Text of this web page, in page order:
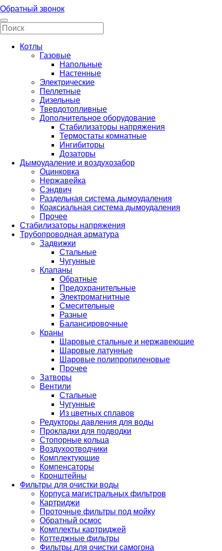
Обратный звонок
Котлы
Газовые
Напольные
Настенные
Электрические
Пеллетные
Дизельные
Твердотопливные
Дополнительное оборудование
Стабилизаторы напряжения
Термостаты комнатные
Ингибиторы
Дозаторы
Дымоудаление и воздухозабор
Оцинковка
Нержавейка
Сэндвич
Раздельная система дымоудаления
Коаксиальная система дымоудаления
Прочее
Стабилизаторы напряжения
Трубопроводная арматура
Задвижки
Стальные
Чугунные
Клапаны
Обратные
Предохранительные
Электромагнитные
Смесительные
Разные
Балансировочные
Краны
Шаровые стальные и нержавеющие
Шаровые латунные
Шаровые полипропиленовые
Прочее
Затворы
Вентили
Стальные
Чугунные
Из цветных сплавов
Редукторы давления для воды
Прокладки для подводки
Стопорные кольца
Воздухоотводчики
Комплектующие
Компенсаторы
Кронштейны
Фильтры для очистки воды
Корпуса магистральных фильтров
Картриджи
Проточные фильтры под мойку
Обратный осмос
Комплекты картриджей
Коттеджные фильтры
Фильтры для очистки самогона